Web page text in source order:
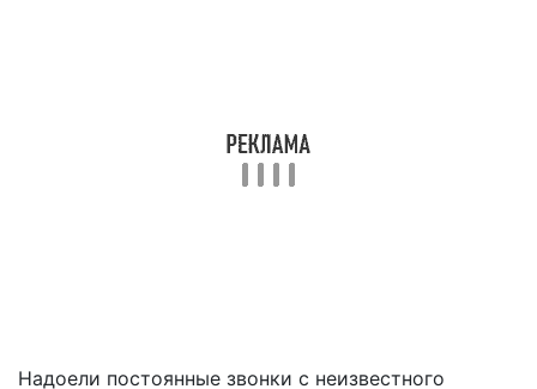
Надоели постоянные звонки с неизвестного